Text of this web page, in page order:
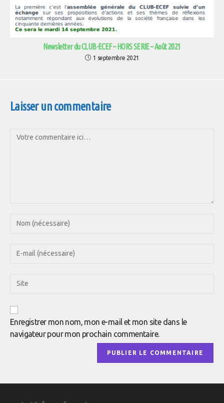
Newsletter du CLUB-ECEF – HORS SERIE – Août 2021
1 septembre 2021
Laisser un commentaire
Enregistrer mon nom, mon e-mail et mon site dans le
navigateur pour mon prochain commentaire.